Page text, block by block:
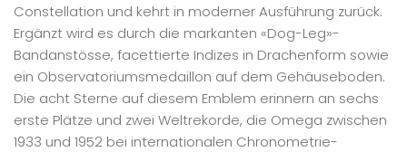
Constellation und kehrt in moderner Ausführung zurück.
Ergänzt wird es durch die markanten «Dog-Leg»-
Bandanstösse, facettierte Indizes in Drachenform sowie
ein Observatoriumsmedaillon auf dem Gehäuseboden.
Die acht Sterne auf diesem Emblem erinnern an sechs
erste Plätze und zwei Weltrekorde, die Omega zwischen
1933 und 1952 bei internationalen Chronometrie-